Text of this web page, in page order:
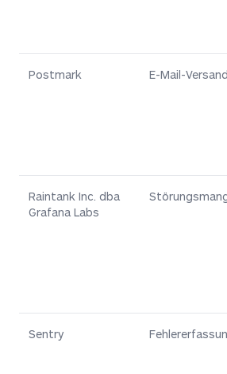
Postmark E-Mail-Versand
Raintank Inc. dba
Grafana Labs
Sentry